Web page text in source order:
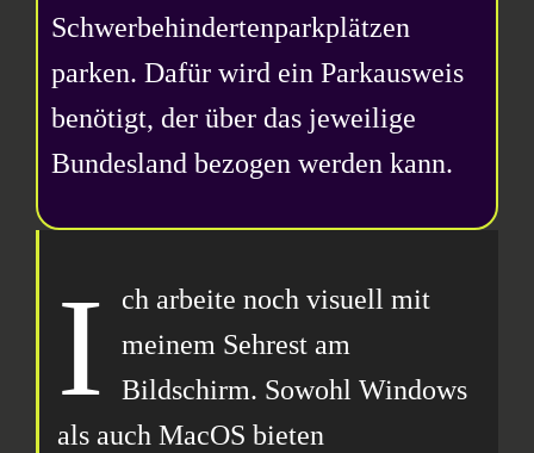
Schwerbehindertenparkplätzen
parken. Dafür wird ein Parkausweis
benötigt, der über das jeweilige
Bundesland bezogen werden kann.
I
ch arbeite noch visuell mit
meinem Sehrest am
Bildschirm. Sowohl Windows
als auch MacOS bieten